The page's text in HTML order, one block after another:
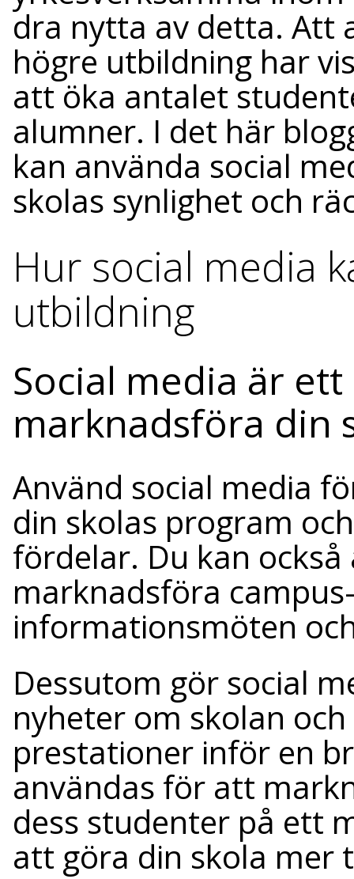
dra nytta av detta. Att
högre utbildning har
att öka antalet
alumner. I det här
kan använda social
skolas synlighet och
Hur social media
utbildning
Social media är
marknadsföra din
Använd social media
din skolas program
fördelar. Du kan
marknadsföra
informationsmöten
Dessutom gör social
nyheter om skolan
prestationer inför en
användas för att
dess studenter på ett
att göra din skola mer